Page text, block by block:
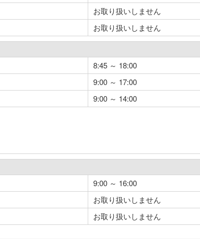
お取り扱いしません
お取り扱いしません
8:45 ～ 18:00
9:00 ～ 17:00
9:00 ～ 14:00
9:00 ～ 16:00
お取り扱いしません
お取り扱いしません